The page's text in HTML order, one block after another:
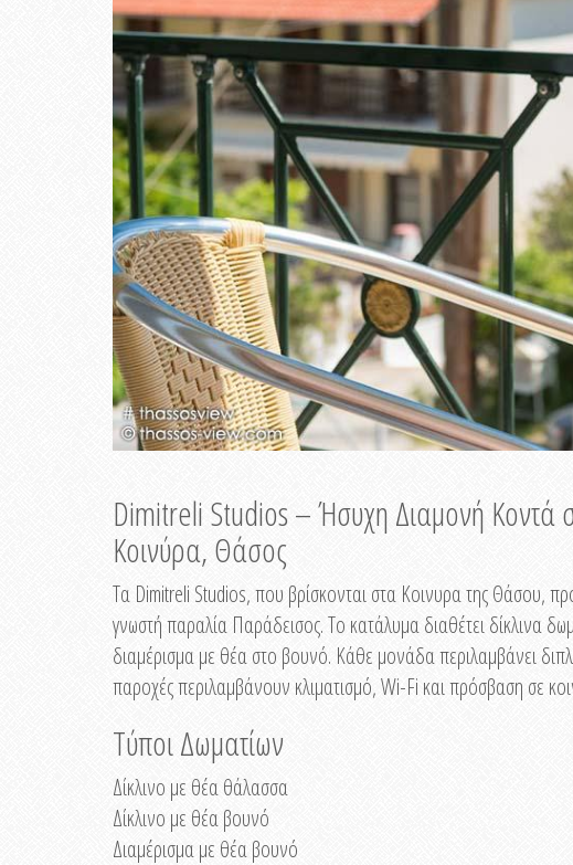
Dimitreli Studios – Ήσυχη Διαμονή Κοντά
Κοινύρα, Θάσος
Τα Dimitreli Studios, που βρίσκονται στα Κοινυρα της Θάσου,
γνωστή παραλία Παράδεισος. Το κατάλυμα διαθέτει δίκλινα
διαμέρισμα με θέα στο βουνό. Κάθε μονάδα περιλαμβάνει
παροχές περιλαμβάνουν κλιματισμό, Wi-Fi και πρόσβαση σε
Τύποι Δωματίων
Δίκλινο με θέα θάλασσα
Δίκλινο με θέα βουνό
Διαμέρισμα με θέα βουνό